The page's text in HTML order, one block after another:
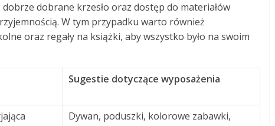
dobrane krzesło oraz dostęp do materiałów
W tym przypadku warto również
oraz regały na książki, aby wszystko było na swoim
Sugestie dotyczące wyposażenia
Dywan, poduszki, kolorowe zabawki,